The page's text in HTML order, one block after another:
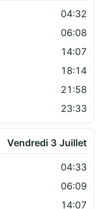
04:32
06:08
14:07
18:14
21:58
23:33
Vendredi 3 Juillet
04:33
06:09
14:07